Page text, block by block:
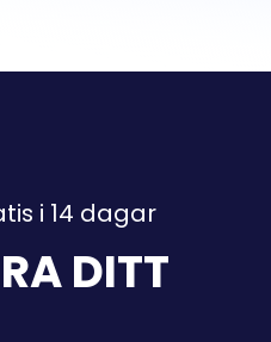
i 14 dagar
DITT